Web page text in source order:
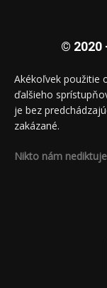
© 2020
Akékoľvek použitie
ďalšieho
je bez
zakázané.
Nikto nám